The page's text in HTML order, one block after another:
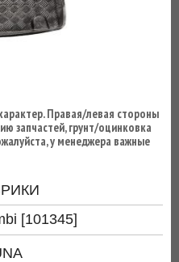
Правая/левая стороны
запчастей, грунт/оцинковка
у менеджера важные
[101345]